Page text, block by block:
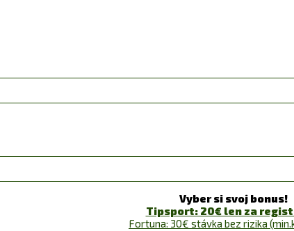
Vyber si svoj bonus!
Tipsport: 20€ len za
Fortuna: 30€ stávka bez rizika